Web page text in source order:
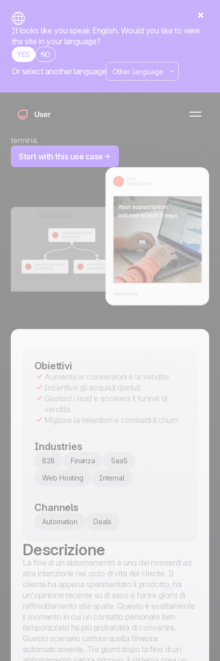
It looks like you speak English. Would you like to view
the site in your language?
YES NO
Or select another language
Creazione deal e
attività di vendita
Automatizza i follow-up e non perdere mai
termina.
Start with this use case
Obiettivi
Aumenta le conversioni e le vendite
Incentiva gli acquisti ripetuti
Gestisci i lead e accelera il funnel di
vendita
Migliora la retention e combatti il churn
Industries
B2B Finanza SaaS
Web Hosting Internal
Channels
Automation Deals
Descrizione
La fine di un abbonamento è uno dei momenti ad
alta intenzione nel ciclo di vita del cliente. Il
cliente ha appena sperimentato il prodotto, ha
un'opinione recente su di esso e ha tre giorni di
raffreddamento alle spalle. Questo è esattamente
il momento in cui un contatto personale ben
temporizzato ha più probabilità di convertire.
Questo scenario cattura quella finestra
automaticamente. Tre giorni dopo la fine di un